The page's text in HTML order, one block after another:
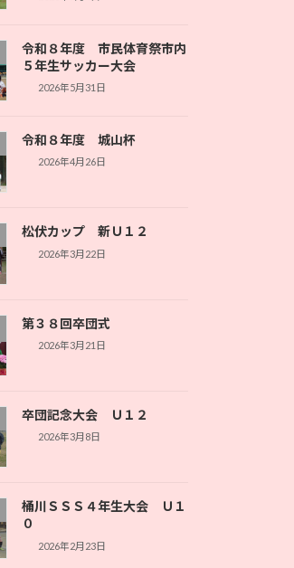
令和８年度 市民体育祭市内
５年生サッカー大会
2026年5月31日
令和８年度 城山杯
2026年4月26日
松伏カップ 新Ｕ１２
2026年3月22日
第３８回卒団式
2026年3月21日
卒団記念大会 Ｕ１２
2026年3月8日
桶川ＳＳＳ４年生大会 Ｕ１
０
2026年2月23日